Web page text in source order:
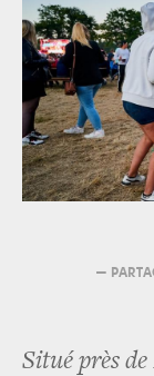
—
Situé près